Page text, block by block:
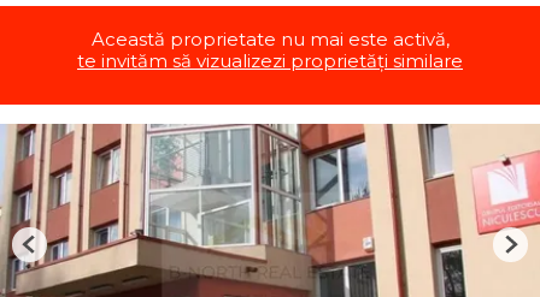
Această proprietate nu mai este activă,
te invităm să vizualizezi proprietăți similare
Previous